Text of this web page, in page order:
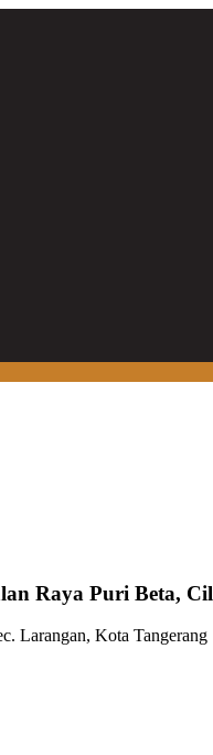
Raya Puri Beta,
Larangan, Kota Tangerang